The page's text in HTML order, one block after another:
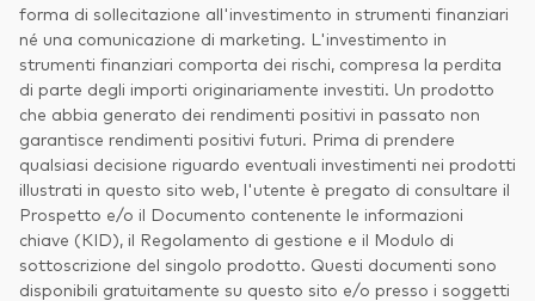
forma di sollecitazione all'investimento in strumenti finanziari
né una comunicazione di marketing. L'investimento in
strumenti finanziari comporta dei rischi, compresa la perdita
di parte degli importi originariamente investiti. Un prodotto
che abbia generato dei rendimenti positivi in passato non
garantisce rendimenti positivi futuri. Prima di prendere
qualsiasi decisione riguardo eventuali investimenti nei prodotti
illustrati in questo sito web, l'utente è pregato di consultare il
Prospetto e/o il Documento contenente le informazioni
chiave (KID), il Regolamento di gestione e il Modulo di
sottoscrizione del singolo prodotto. Questi documenti sono
disponibili gratuitamente su questo sito e/o presso i soggetti